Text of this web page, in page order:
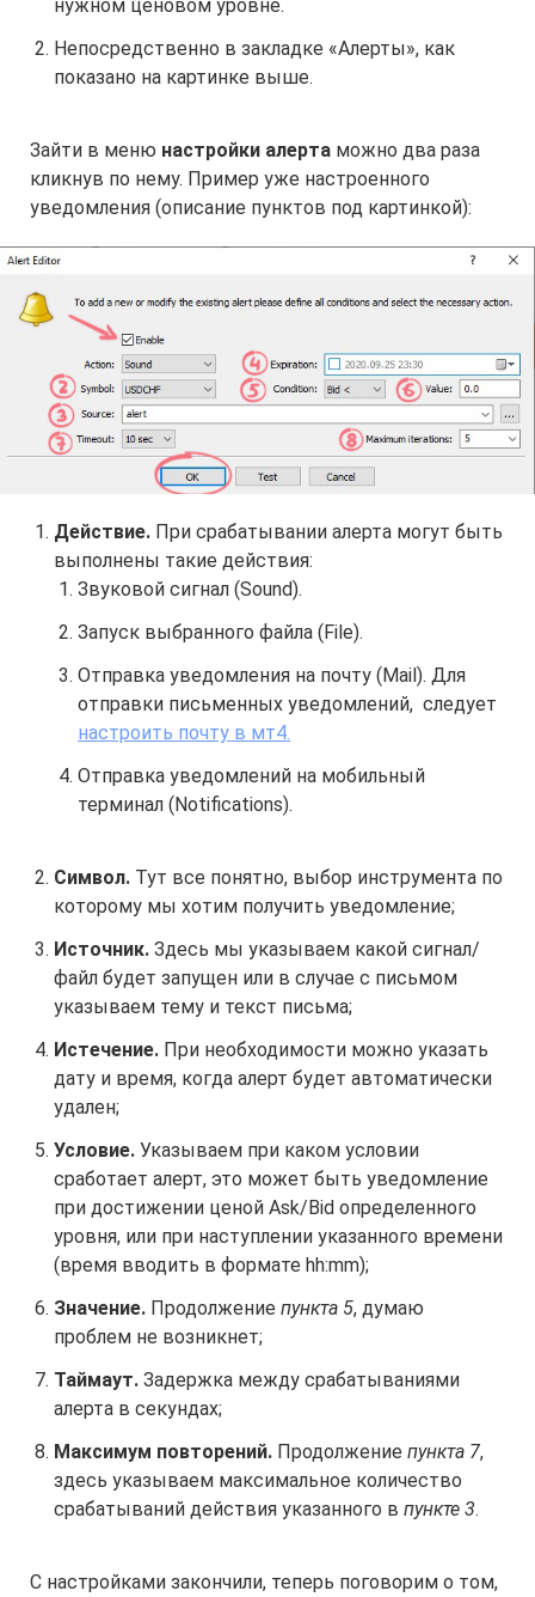
нужном ценовом уровне.
Непосредственно в закладке «Алерты», как
показано на картинке выше.
Зайти в меню настройки алерта можно два раза
кликнув по нему. Пример уже настроенного
уведомления (описание пунктов под картинкой):
Действие. При срабатывании алерта могут быть
выполнены такие действия:
Звуковой сигнал (Sound).
Запуск выбранного файла (File).
Отправка уведомления на почту (Mail). Для
отправки письменных уведомлений, следует
настроить почту в мт4.
Отправка уведомлений на мобильный
терминал (Notifications).
Символ. Тут все понятно, выбор инструмента по
которому мы хотим получить уведомление;
Источник. Здесь мы указываем какой сигнал/
файл будет запущен или в случае с письмом
указываем тему и текст письма;
Истечение. При необходимости можно указать
дату и время, когда алерт будет автоматически
удален;
Условие. Указываем при каком условии
сработает алерт, это может быть уведомление
при достижении ценой Ask/Bid определенного
уровня, или при наступлении указанного времени
(время вводить в формате hh:mm);
Значение. Продолжение пункта 5, думаю
проблем не возникнет;
Таймаут. Задержка между срабатываниями
алерта в секундах;
Максимум повторений. Продолжение пункта 7,
здесь указываем максимальное количество
срабатываний действия указанного в пункте 3.
С настройками закончили, теперь поговорим о том,